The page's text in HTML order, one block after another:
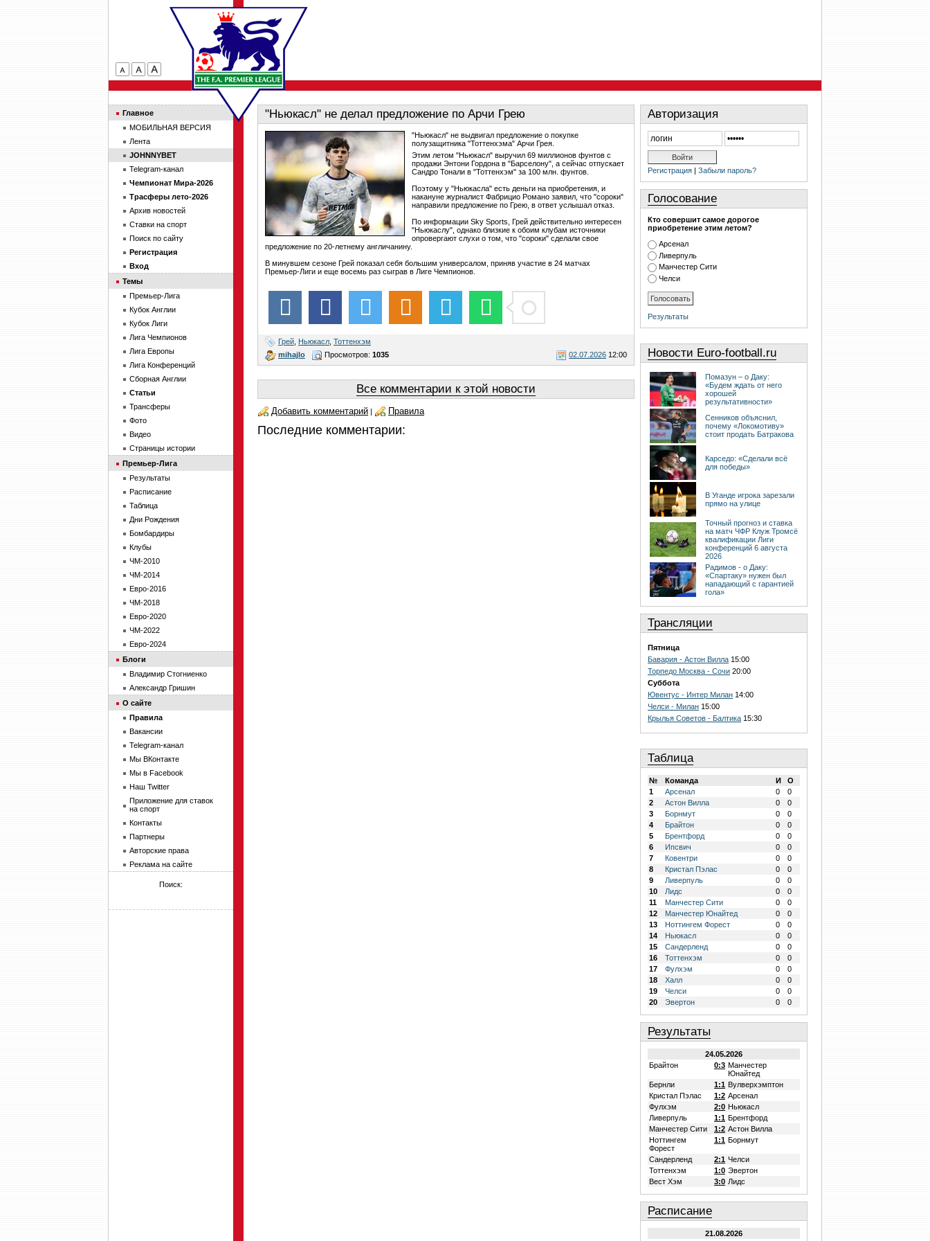
"Ньюкасл" не делал предложение по Арчи Грею
"Ньюкасл" не выдвигал предложение о покупке
полузащитника "Тоттенхэма" Арчи Грея.
Этим летом "Ньюкасл" выручил 69 миллионов фунтов с
продажи Энтони Гордона в "Барселону", а сейчас отпускает
Сандро Тонали в "Тоттенхэм" за 100 млн. фунтов.
Поэтому у "Ньюкасла" есть деньги на приобретения, и
накануне журналист Фабрицио Романо заявил, что "сороки"
направили предложение по Грею, в ответ услышал отказ.
По информации Sky Sports, Грей действительно интересен
"Ньюкаслу", однако близкие к обоим клубам источники
опровергают слухи о том, что "сороки" сделали свое
предложение по 20-летнему англичанину.
В минувшем сезоне Грей показал себя большим универсалом, приняв участие в 24 матчах
Премьер-Лиги и еще восемь раз сыграв в Лиге Чемпионов.
Грей Ньюкасл Тоттенхэм
mihajlo
02.07.2026 12:00
Просмотров: 1035
Все комментарии к этой новости
Добавить комментарий | Правила
Последние комментарии:
Авторизация
Регистрация | Забыли пароль?
Голосование
Кто совершит самое дорогое
приобретение этим летом?
Арсенал
Ливерпуль
Манчестер Сити
Челси
Результаты
Новости Euro-football.ru
Помазун – о Даку:
«Будем ждать от него
хорошей
результативности»
Сенников объяснил,
почему «Локомотиву»
стоит продать Батракова
Карседо: «Сделали всё
для победы»
В Уганде игрока зарезали
прямо на улице
Точный прогноз и ставка
на матч ЧФР Клуж Тромсё
квалификации Лиги
конференций 6 августа
2026
Радимов - о Даку:
«Спартаку» нужен был
нападающий с гарантией
гола»
Трансляции
Пятница
Бавария - Астон Вилла 15:00
Торпедо Москва - Сочи 20:00
Суббота
Ювентус - Интер Милан 14:00
Челси - Милан 15:00
Крылья Советов - Балтика 15:30
Таблица
№ Команда И
О
1
Арсенал 0
0
2
Астон Вилла 0
0
3
Борнмут 0
0
4
Брайтон 0
0
5
Брентфорд 0
0
6
Ипсвич 0
0
7
Ковентри 0
0
8
Кристал Пэлас 0
0
9
Ливерпуль 0
0
10
Лидс 0
0
11
Манчестер Сити 0
0
12
Манчестер Юнайтед 0
0
13
Ноттингем Форест 0
0
14
Ньюкасл 0
0
15
Сандерленд 0
0
16
Тоттенхэм 0
0
17
Фулхэм 0
0
18
Халл 0
0
19
Челси 0
0
20
Эвертон 0 0
Результаты
24.05.2026
Брайтон
0:3 Манчестер
Юнайтед
Бернли
1:1 Вулверхэмптон
Кристал Пэлас
1:2 Арсенал
Фулхэм
2:0 Ньюкасл
Ливерпуль
1:1 Брентфорд
Манчестер Сити
1:2 Астон Вилла
Ноттингем
Форест
1:1 Борнмут
Сандерленд 2:1 Челси
Тоттенхэм
1:0 Эвертон
Вест Хэм
3:0 Лидс
Расписание
21.08.2026
Главное
МОБИЛЬНАЯ ВЕРСИЯ
Лента
JOHNNYBET
Telegram-канал
Чемпионат Мира-2026
Трасферы лето-2026
Архив новостей
Ставки на спорт
Поиск по сайту
Регистрация
Вход
Темы
Премьер-Лига
Кубок Англии
Кубок Лиги
Лига Чемпионов
Лига Европы
Лига Конференций
Сборная Англии
Статьи
Трансферы
Фото
Видео
Страницы истории
Премьер-Лига
Результаты
Расписание
Таблица
Дни Рождения
Бомбардиры
Клубы
ЧМ-2010
ЧМ-2014
Евро-2016
ЧМ-2018
Евро-2020
ЧМ-2022
Евро-2024
Блоги
Владимир Стогниенко
Александр Гришин
О сайте
Правила
Вакансии
Telegram-канал
Мы ВКонтакте
Мы в Facebook
Наш Twitter
Приложение для ставок
на спорт
Контакты
Партнеры
Авторские права
Реклама на сайте
Поиск: